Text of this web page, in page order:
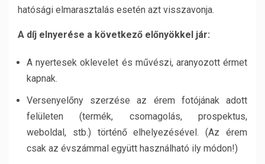
hatósági elmarasztalás esetén azt visszavonja.
A díj elnyerése a következő előnyökkel jár:
A nyertesek oklevelet és művészi, aranyozott érmet
kapnak.
Versenyelőny szerzése az érem fotójának adott
felületen (termék, csomagolás, prospektus,
weboldal, stb.) történő elhelyezésével. (Az érem
csak az évszámmal együtt használható ily módon!)